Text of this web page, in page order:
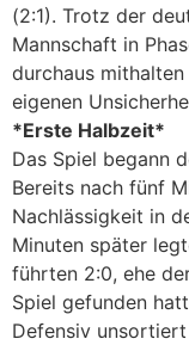
(2:1). Trotz der
Mannschaft in
durchaus
eigenen
*Erste Halbzeit*
Das Spiel begann
Bereits nach fünf
Nachlässigkeit in
Minuten später
führten 2:0, ehe
Spiel gefunden
Defensiv